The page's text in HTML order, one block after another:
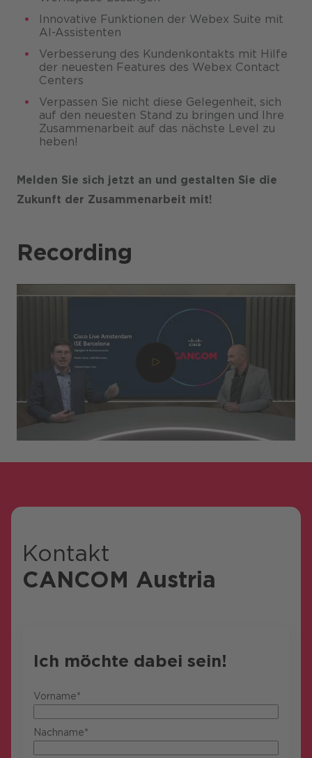
Innovative Funktionen der Webex Suite mit
AI-Assistenten
Verbesserung des Kundenkontakts mit Hilfe
der neuesten Features des Webex Contact
Centers
Verpassen Sie nicht diese Gelegenheit, sich
auf den neuesten Stand zu bringen und Ihre
Zusammenarbeit auf das nächste Level zu
heben!
Melden Sie sich jetzt an und gestalten Sie die
Zukunft der Zusammenarbeit mit!
Recording
Kontakt
CANCOM Austria
Ich möchte dabei sein!
Vorname*
Nachname*